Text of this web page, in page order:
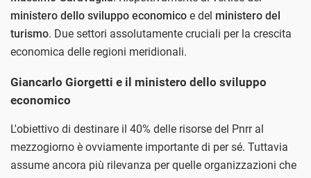
ministero dello sviluppo economico e del ministero del
turismo. Due settori assolutamente cruciali per la crescita
economica delle regioni meridionali.
Giancarlo Giorgetti e il ministero dello sviluppo
economico
L'obiettivo di destinare il 40% delle risorse del Pnrr al
mezzogiorno è ovviamente importante di per sé. Tuttavia
assume ancora più rilevanza per quelle organizzazioni che